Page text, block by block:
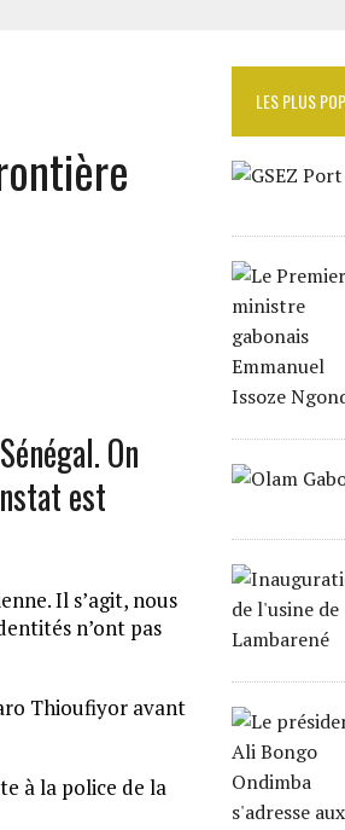
On
est
Il s’agit, nous
n’ont pas
Thioufiyor avant
à la police de la
LES PLUS